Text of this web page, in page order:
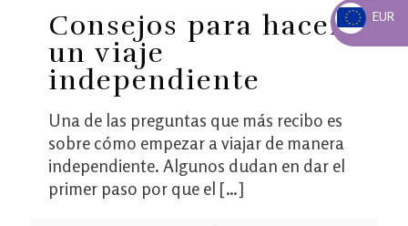
Consejos para hacer
un viaje
independiente
Una de las preguntas que más recibo es
sobre cómo empezar a viajar de manera
independiente. Algunos dudan en dar el
primer paso por que el […]
EUR €
EUR